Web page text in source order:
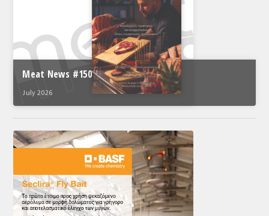
Meat News #150
July 2026